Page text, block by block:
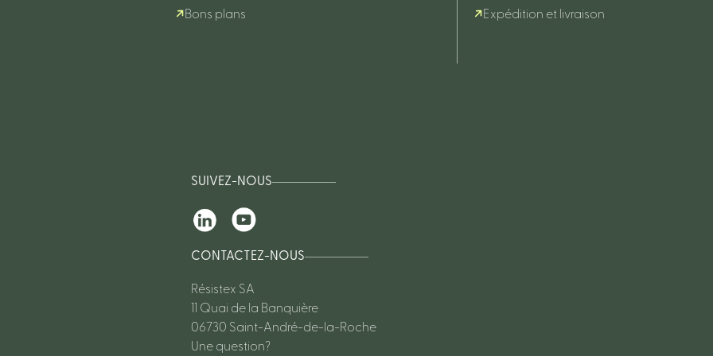
Bons plans Expédition et livraison
SUIVEZ-NOUS
CONTACTEZ-NOUS
Résistex SA
11 Quai de la Banquière
06730 Saint-André-de-la-Roche
Une question?